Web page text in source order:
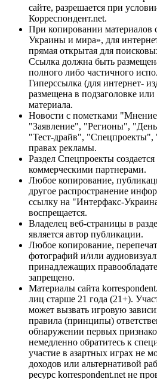
сайте, разрешается при
Корреспондент.net.
При копировании материалов
Украины и мира», для
прямая открытая для
Ссылка должна быть
полного либо частичного
Гиперссылка (для интернет-
размещена в подзаголовке
материала.
Новости с пометками
"Заявление", "Регионы",
"Тест-драйв",
правах рекламы.
Раздел Спецпроекты
коммерческими партнерами.
Любое копирование,
другое распространение
ссылку на "Интерфакс-
воспрещается.
Владелец веб-страницы в
является автор публикации.
Любое копирование,
фотографий и/или
принадлежащих
запрещено.
Материалы сайта
лиц старше 21 года (21+).
может вызвать игровую
правила (принципы)
обнаружении первых
немедленно обратитесь к
участие в азартных играх не
доходов или альтернативой
ресурс korrespondent.net не